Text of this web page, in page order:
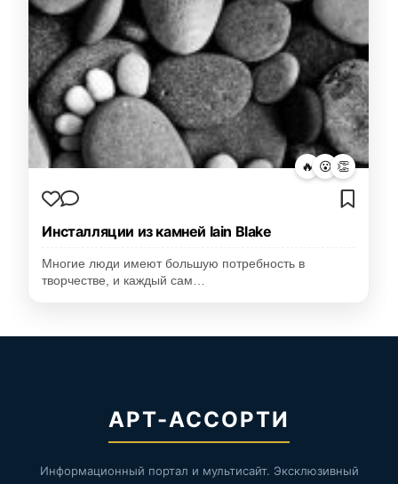
🔥 😮 👏
Инсталляции из камней Iain Blake
Многие люди имеют большую потребность в
творчестве, и каждый сам…
АРТ-АССОРТИ
Информационный портал и мультисайт. Эксклюзивный